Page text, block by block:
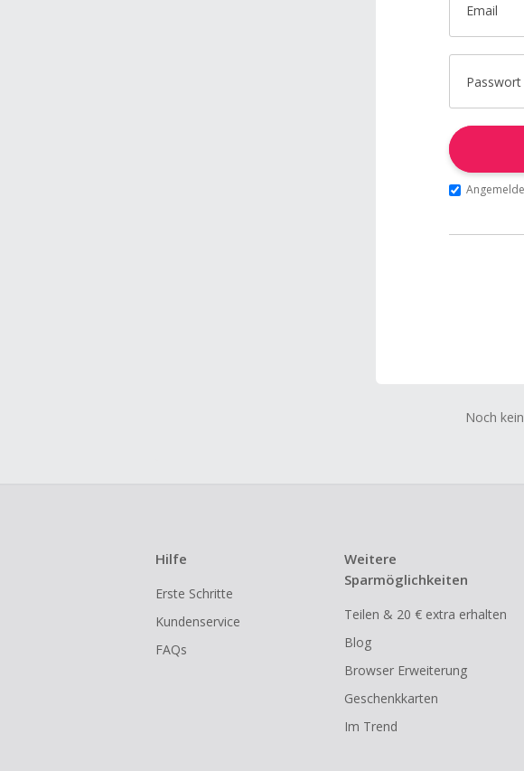
Email
Passwort
Noch
Hilfe
Erste Schritte
Kundenservice
FAQs
Weitere
Sparmöglichkeiten
Teilen & 20 € extra erhalten
Blog
Browser Erweiterung
Geschenkkarten
Im Trend